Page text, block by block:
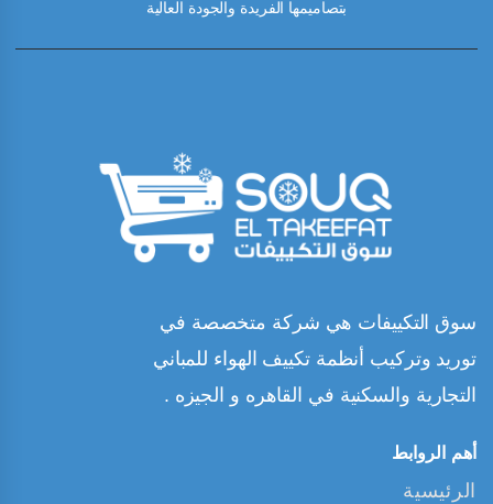
بتصاميمها الفريدة والجودة العالية
سوق التكييفات هي شركة متخصصة في
توريد وتركيب أنظمة تكييف الهواء للمباني
التجارية والسكنية في القاهره و الجيزه .
أهم الروابط
الرئيسية